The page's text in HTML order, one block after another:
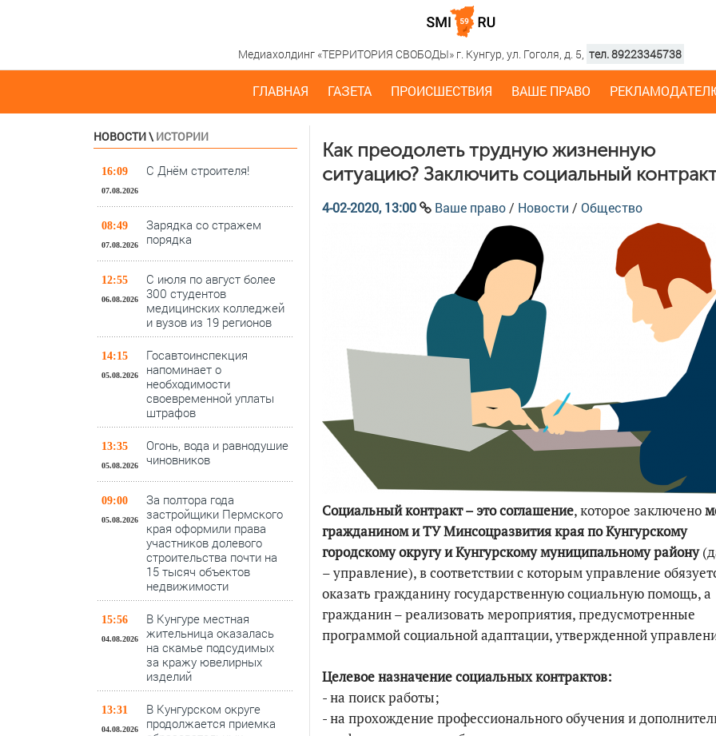
Медиахолдинг «ТЕРРИТОРИЯ СВОБОДЫ» г. Кунгур, ул. Гоголя, д. 5, тел. 89223345738
ГЛАВНАЯ ГАЗЕТА ПРОИСШЕСТВИЯ ВАШЕ ПРАВО
НОВОСТИ\ ИСТОРИИ
16:09
07.08.2026
С Днём строителя!
08:49
07.08.2026
Зарядка со стражем
порядка
12:55
06.08.2026
С июля по август более
300 студентов
медицинских колледжей
и вузов из 19 регионов
14:15
05.08.2026
Госавтоинспекция
напоминает о
необходимости
своевременной уплаты
штрафов
13:35
05.08.2026
Огонь, вода и равнодушие
чиновников
09:00
05.08.2026
За полтора года
застройщики Пермского
края оформили права
участников долевого
строительства почти на
15 тысяч объектов
недвижимости
15:56
04.08.2026
В Кунгуре местная
жительница оказалась
на скамье подсудимых
за кражу ювелирных
изделий
13:31
04.08.2026
В Кунгурском округе
продолжается приемка
Как преодолеть трудную жизненную
ситуацию? Заключить социальный
4-02-2020, 13:00 Ваше право / Новости / Общество
Социальный контракт – это соглашение, которое заключено
гражданином и ТУ Минсоцразвития края по Кунгурскому
городскому округу и Кунгурскому муниципальному району
– управление), в соответствии с которым управление
оказать гражданину государственную социальную помощь, а
гражданин – реализовать мероприятия, предусмотренные
программой социальной адаптации, утвержденной
Целевое назначение социальных контрактов:
- на поиск работы;
- на прохождение профессионального обучения и
По итогам первой